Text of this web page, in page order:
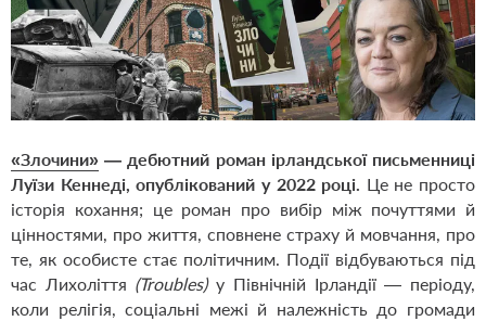
«Злочини» — дебютний роман ірландської письменниці
Луїзи Кеннеді, опублікований у 2022 році. Це не просто
історія кохання; це роман про вибір між почуттями й
цінностями, про життя, сповнене страху й мовчання, про
те, як особисте стає політичним. Події відбуваються під
час Лихоліття (Troubles)у Північній Ірландії — періоду,
коли релігія, соціальні межі й належність до громади